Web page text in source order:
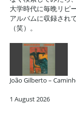
大学時代に毎晩リピ
アルバムに収録され
（笑）。
João Gilberto –
1 August 2026